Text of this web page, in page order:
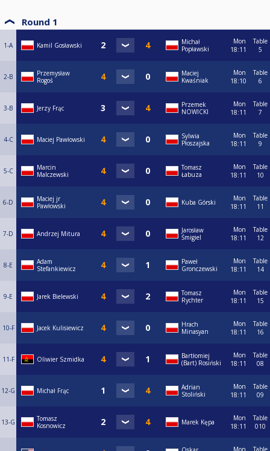
Round 1
1-A Kamil Gosławski
Michał
Popławski
Mon
18:11
Table
5
2-B
Przemysław
Rogoś
Maciej
Kwaśniak
Mon
18:10
Table
6
3-B Jerzy Frąc
Przemek
NOWICKI
Mon
18:11
Table
7
4-C Maciej Pawłowski
Sylwia
Płoszajska
Mon
18:11
Table
9
5-C
Marcin
Malczewski
Tomasz
Łabuza
Mon
18:11
Table
10
6-D
Maciej jr
Pawłowski
Kuba Górski
Mon
18:11
Table
11
7-D Andrzej Mitura
Jarosław
Śmigiel
Mon
18:11
Table
12
8-E
Adam
Stefankiewicz
Paweł
Gronczewski
Mon
18:11
Table
14
9-E Jarek Bielewski
Tomasz
Rychter
Mon
18:11
Table
15
10-F Jacek Kulisiewicz
Hrach
Minasyan
Mon
18:11
Table
16
11-F Oliwier Szmidka
Bartłomiej
(Bart) Rosiński
Mon
18:11
Table
08
12-G Michał Frąc
Adrian
Stoliński
Mon
18:11
Table
09
13-G
Tomasz
Kosnowicz
Marek Kępa
Mon
18:11
Table
010